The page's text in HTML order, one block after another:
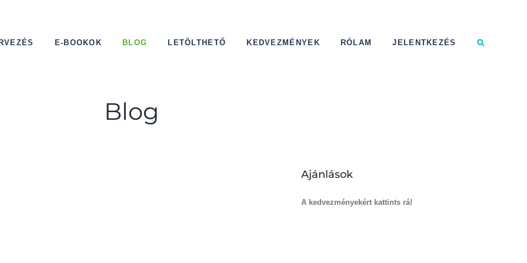
E-BOOKOK BLOG LETÖLTHETŐ KEDVEZMÉNYEK RÓLAM JELENTKEZÉS
Blog
Ajánlások
A kedvezményekért kattints rá!